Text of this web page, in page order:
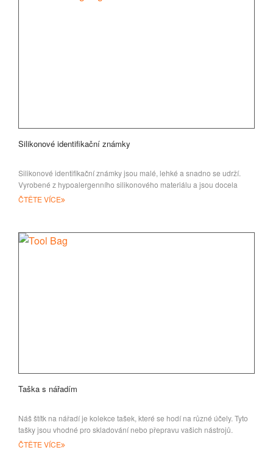
Silikonové identifikační známky
Silikonové identifikační známky jsou malé, lehké a snadno se udrží.
Vyrobené z hypoalergenního silikonového materiálu a jsou docela
bezpečné
ČTĚTE VÍCE
Taška s nářadím
Náš štítk na nářadí je kolekce tašek, které se hodí na různé účely. Tyto
tašky jsou vhodné pro skladování nebo přepravu vašich nástrojů.
ČTĚTE VÍCE